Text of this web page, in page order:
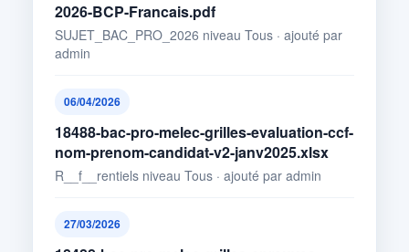
2026-BCP-Francais.pdf
SUJET_BAC_PRO_2026 niveau Tous · ajouté par
admin
06/04/2026
18488-bac-pro-melec-grilles-evaluation-ccf-
nom-prenom-candidat-v2-janv2025.xlsx
R__f__rentiels niveau Tous · ajouté par admin
27/03/2026